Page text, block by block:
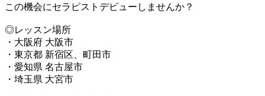
この機会にセラピストデビューしませんか？
◎レッスン場所
・大阪府 大阪市
・東京都 新宿区、町田市
・愛知県 名古屋市
・埼玉県 大宮市